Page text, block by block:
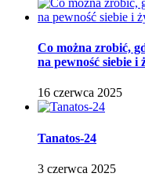
Co można zrobić,
na pewność siebie i
16 czerwca 2025
Tanatos-24
3 czerwca 2025